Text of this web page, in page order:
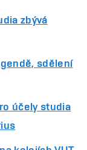
zbývá
sdělení
účely studia